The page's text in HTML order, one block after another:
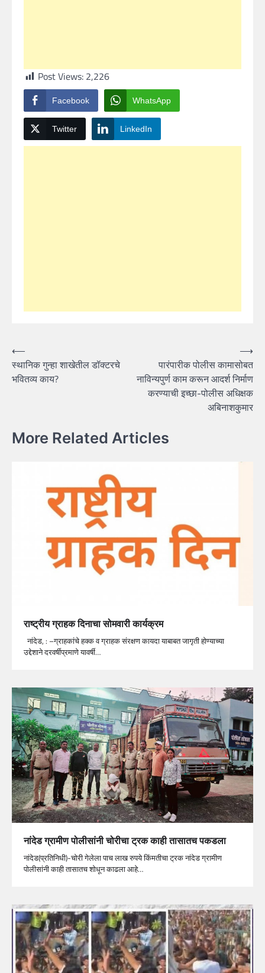
Post Views: 2,226
Facebook WhatsApp
Twitter LinkedIn
Post
navigation
⟵
स्थानिक गुन्हा शाखेतील डॉक्टरचे
भवितव्य काय?
पारंपारीक पोलीस कामासोबत
नाविन्यपुर्ण काम करून आदर्श निर्माण
करण्याची इच्छा-पोलीस अधिक्षक
अबिनाशकुमार
⟶
More Related Articles
राष्ट्रीय ग्राहक दिनाचा सोमवारी कार्यक्रम
नांदेड, : –ग्राहकांचे हक्क व ग्राहक संरक्षण कायदा याबाबत जागृती होण्याच्या
उद्देशाने दरवर्षीप्रमाणे यावर्षी…
नांदेड ग्रामीण पोलीसांनी चोरीचा ट्रक काही तासातच पकडला
नांदेड(प्रतिनिधी)-चोरी गेलेला पाच लाख रुपये किंमतीचा ट्रक नांदेड ग्रामीण
पोलीसांनी काही तासातच शोधून काढला आहे…